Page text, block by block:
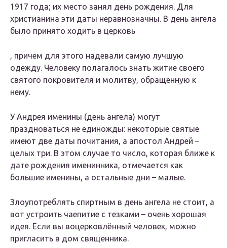
1917 года; их место занял день рождения. Для
христианина эти даты неравнозначны. В день ангела
было принято ходить в церковь
, причем для этого надевали самую лучшую
одежду. Человеку полагалось знать житие своего
святого покровителя и молитву, обращенную к
нему.
У Андрея именины (день ангела) могут
праздноваться не единожды: некоторые святые
имеют две даты почитания, а апостол Андрей –
целых три. В этом случае то число, которая ближе к
дате рождения именинника, отмечается как
большие именины, а остальные дни – малые.
Злоупотреблять спиртным в день ангела не стоит, а
вот устроить чаепитие с тезками – очень хорошая
идея. Если вы воцерковлённый человек, можно
пригласить в дом священника.